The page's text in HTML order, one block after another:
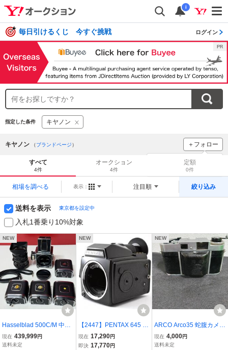
i
毎日引けるくじ 今すぐ挑戦 ログイン
指定した条件 キヤノン
キヤノン （ブランドページ） ＋フォロー
ブランドをフォロー
をチェック！
すべて
4件
オークション
4件
定額
0件
相場を調べる 表示： 注目順 絞り込み
送料を表示 東京都を設定中
入札1番乗り10%対象
NEW
Hasselblad 500C/M 中判
カメラ Carl Zeiss Distago
n CF T 50mm F4 A12フィ
現在 439,999円
送料未定
NEW
【2447】PENTAX 645 ボ
ディ ジャンク
現在 17,290円
即決 17,770円
NEW
ARCO Arco35 蛇腹カメラ
フィルムカメラ アルコ レ
ンジファインダー
現在 4,000円
送料未定